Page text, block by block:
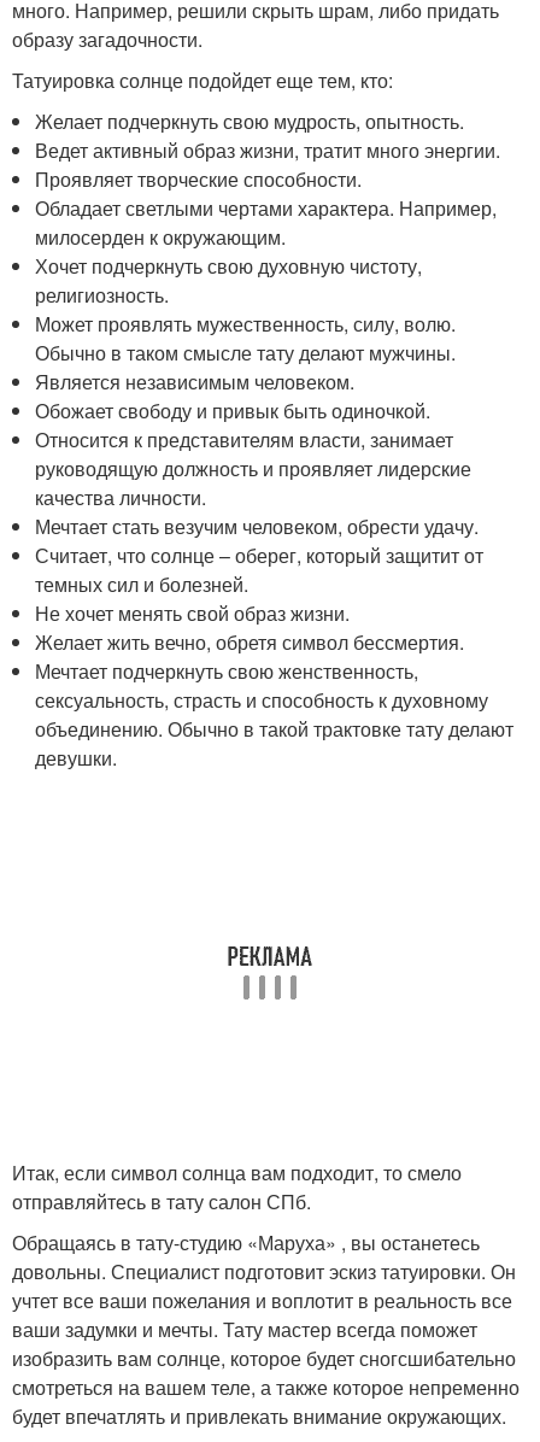
много. Например, решили скрыть шрам, либо придать
образу загадочности.
Татуировка солнце подойдет еще тем, кто:
Желает подчеркнуть свою мудрость, опытность.
Ведет активный образ жизни, тратит много энергии.
Проявляет творческие способности.
Обладает светлыми чертами характера. Например,
милосерден к окружающим.
Хочет подчеркнуть свою духовную чистоту,
религиозность.
Может проявлять мужественность, силу, волю.
Обычно в таком смысле тату делают мужчины.
Является независимым человеком.
Обожает свободу и привык быть одиночкой.
Относится к представителям власти, занимает
руководящую должность и проявляет лидерские
качества личности.
Мечтает стать везучим человеком, обрести удачу.
Считает, что солнце – оберег, который защитит от
темных сил и болезней.
Не хочет менять свой образ жизни.
Желает жить вечно, обретя символ бессмертия.
Мечтает подчеркнуть свою женственность,
сексуальность, страсть и способность к духовному
объединению. Обычно в такой трактовке тату делают
девушки.
Итак, если символ солнца вам подходит, то смело
отправляйтесь в тату салон СПб.
Обращаясь в тату-студию «Маруха» , вы останетесь
довольны. Специалист подготовит эскиз татуировки. Он
учтет все ваши пожелания и воплотит в реальность все
ваши задумки и мечты. Тату мастер всегда поможет
изобразить вам солнце, которое будет сногсшибательно
смотреться на вашем теле, а также которое непременно
будет впечатлять и привлекать внимание окружающих.